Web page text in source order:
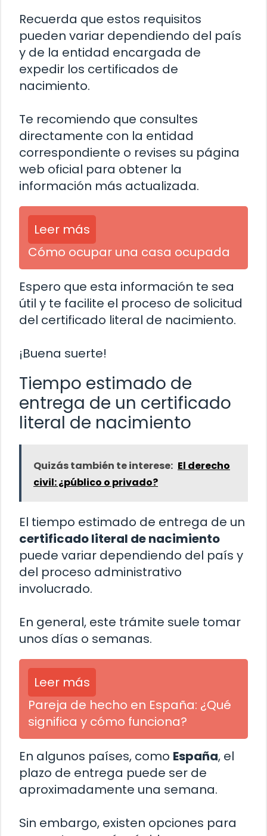
Recuerda que estos requisitos
pueden variar dependiendo del país
y de la entidad encargada de
expedir los certificados de
nacimiento.
Te recomiendo que consultes
directamente con la entidad
correspondiente o revises su página
web oficial para obtener la
información más actualizada.
Leer más
Cómo ocupar una casa ocupada
Espero que esta información te sea
útil y te facilite el proceso de solicitud
del certificado literal de nacimiento.
¡Buena suerte!
Tiempo estimado de
entrega de un certificado
literal de nacimiento
Quizás también te interese: El derecho
civil: ¿público o privado?
El tiempo estimado de entrega de un
certificado literal de nacimiento
puede variar dependiendo del país y
del proceso administrativo
involucrado.
En general, este trámite suele tomar
unos días o semanas.
Leer más
Pareja de hecho en España: ¿Qué
significa y cómo funciona?
En algunos países, como España, el
plazo de entrega puede ser de
aproximadamente una semana.
Sin embargo, existen opciones para